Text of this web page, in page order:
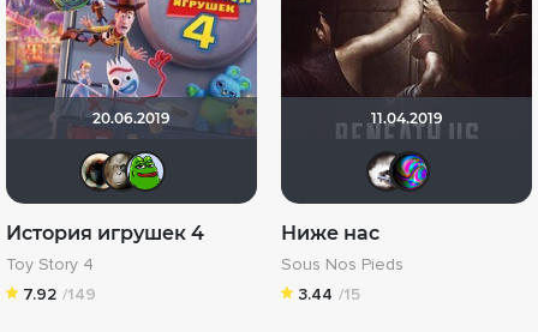
20.06.2019
История игрушек 4
Toy Story 4
7.92 /149
11.04.2019
Ниже нас
Sous Nos Pieds
3.44 /15